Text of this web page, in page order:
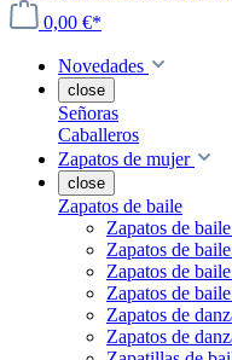
0,00 €*
Novedades
close
Señoras
Caballeros
Zapatos de mujer
close
Zapatos de baile
Zapatos de
Zapatos de
Zapatos de
Zapatos de
Zapatos de
Zapatos de